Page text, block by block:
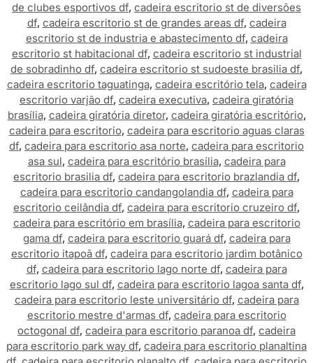
de clubes esportivos df, cadeira escritorio st de diversões
df, cadeira escritorio st de grandes areas df, cadeira
escritorio st de industria e abastecimento df, cadeira
escritorio st habitacional df, cadeira escritorio st industrial
de sobradinho df, cadeira escritorio st sudoeste brasilia df,
cadeira escritorio taguatinga, cadeira escritório tela, cadeira
escritorio varjão df, cadeira executiva, cadeira giratória
brasília, cadeira giratória diretor, cadeira giratória escritório,
cadeira para escritorio, cadeira para escritorio aguas claras
df, cadeira para escritorio asa norte, cadeira para escritorio
asa sul, cadeira para escritório brasília, cadeira para
escritorio brasilia df, cadeira para escritorio brazlandia df,
cadeira para escritorio candangolandia df, cadeira para
escritorio ceilândia df, cadeira para escritorio cruzeiro df,
cadeira para escritório em brasília, cadeira para escritorio
gama df, cadeira para escritorio guará df, cadeira para
escritorio itapoã df, cadeira para escritorio jardim botânico
df, cadeira para escritorio lago norte df, cadeira para
escritorio lago sul df, cadeira para escritorio lagoa santa df,
cadeira para escritorio leste universitário df, cadeira para
escritorio mestre d'armas df, cadeira para escritorio
octogonal df, cadeira para escritorio paranoa df, cadeira
para escritorio park way df, cadeira para escritorio planaltina